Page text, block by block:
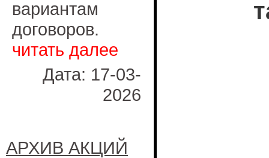
вариантам
договоров.
читать далее
Дата: 17-03-
2026
АРХИВ АКЦИЙ